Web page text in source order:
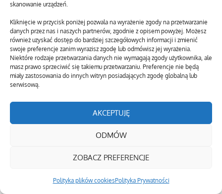
skanowanie urządzeń.
Kliknięcie w przycisk poniżej pozwala na wyrażenie zgody na przetwarzanie
danych przez nas i naszych partnerów, zgodnie z opisem powyżej. Możesz
również uzyskać dostęp do bardziej szczegółowych informacji i zmienić
swoje preferencje zanim wyrazisz zgodę lub odmówisz jej wyrażenia.
Niektóre rodzaje przetwarzania danych nie wymagają zgody użytkownika, ale
masz prawo sprzeciwić się takiemu przetwarzaniu. Preferencje nie będą
miały zastosowania do innych witryn posiadających zgodę globalną lub
serwisową.
AKCEPTUJĘ
ODMÓW
ZOBACZ PREFERENCJE
Polityka plików cookiesPolityka Prywatności